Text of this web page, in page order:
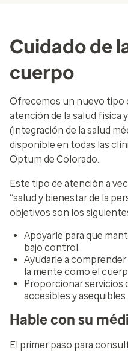
Cuidado de
cuerpo
Ofrecemos un nuevo tipo
atención de la salud física
(integración de la salud
disponible en todas las
Optum de Colorado.
Este tipo de atención a
“salud y bienestar de la
objetivos son los
Apoyarle para que
bajo control.
Ayudarle a
la mente como el
Proporcionar servicios
accesibles y asequibles.
Hable con su
El primer paso para